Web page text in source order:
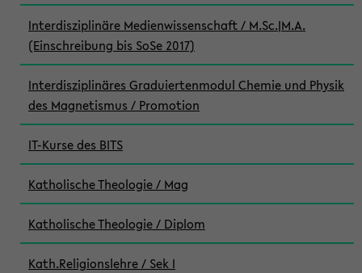
Interdisziplinäre Medienwissenschaft / M.Sc.|M.A.
(Einschreibung bis SoSe 2017)
Interdisziplinäres Graduiertenmodul Chemie und Physik
des Magnetismus / Promotion
IT-Kurse des BITS
Katholische Theologie / Mag
Katholische Theologie / Diplom
Kath.Religionslehre / Sek I